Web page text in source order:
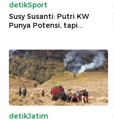
detikSport
Susy Susanti: Putri KW
Punya Potensi, tapi...
detikJatim